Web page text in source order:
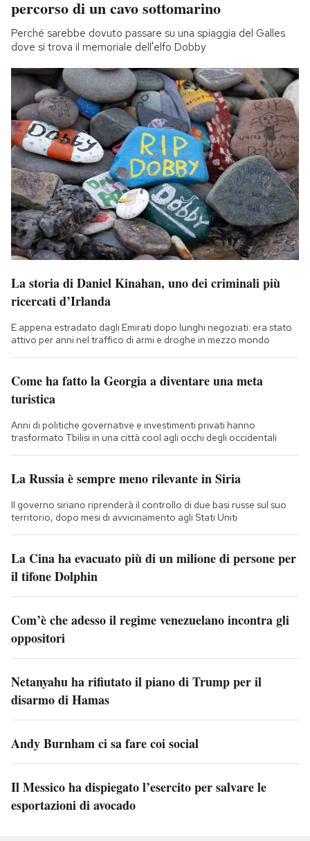
percorso di un cavo sottomarino
Perché sarebbe dovuto passare su una spiaggia del Galles
dove si trova il memoriale dell'elfo Dobby
La storia di Daniel Kinahan, uno dei criminali più
ricercati d’Irlanda
E appena estradato dagli Emirati dopo lunghi negoziati: era stato
attivo per anni nel traffico di armi e droghe in mezzo mondo
Come ha fatto la Georgia a diventare una meta
turistica
Anni di politiche governative e investimenti privati hanno
trasformato Tbilisi in una città cool agli occhi degli occidentali
La Russia è sempre meno rilevante in Siria
Il governo siriano riprenderà il controllo di due basi russe sul suo
territorio, dopo mesi di avvicinamento agli Stati Uniti
La Cina ha evacuato più di un milione di persone per
il tifone Dolphin
Com’è che adesso il regime venezuelano incontra gli
oppositori
Netanyahu ha rifiutato il piano di Trump per il
disarmo di Hamas
Andy Burnham ci sa fare coi social
Il Messico ha dispiegato l’esercito per salvare le
esportazioni di avocado